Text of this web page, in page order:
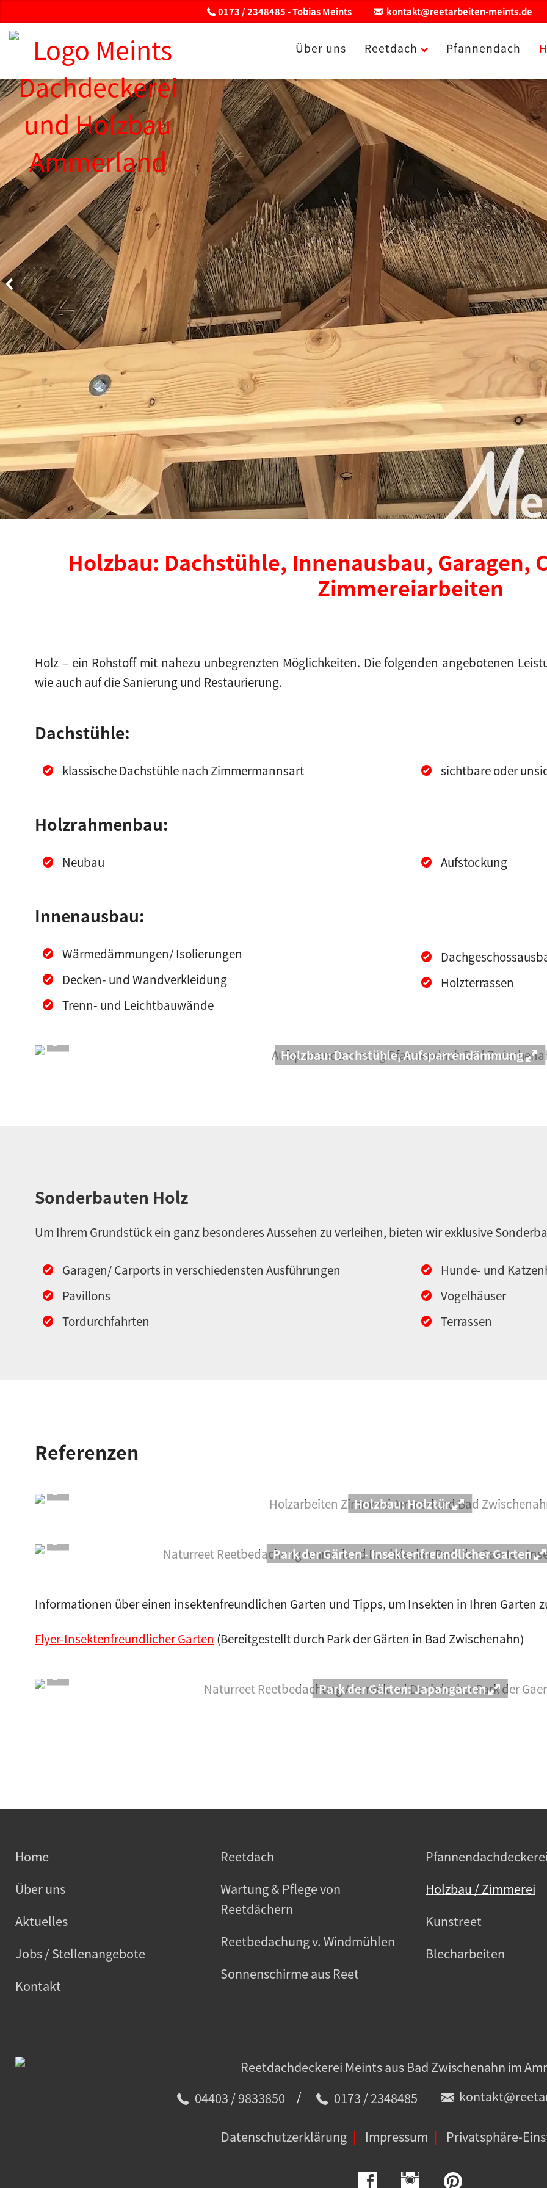
Über uns Reetdach Pfannendach
0173 / 2348485 - Tobias Meints kontakt@reetarbeiten-meints.de
Holzbau: Dachstühle, Innenausbau, Garagen,
Zimmereiarbeiten
Holz – ein Rohstoff mit nahezu unbegrenzten Möglichkeiten. Die folgenden angebotenen
wie auch auf die Sanierung und Restaurierung.
Dachstühle:
klassische Dachstühle nach Zimmermannsart sichtbare oder
Holzrahmenbau:
Neubau Aufstockung
Innenausbau:
Wärmedämmungen/ Isolierungen
Decken- und Wandverkleidung
Trenn- und Leichtbauwände
Holzterrassen
Holzbau: Dachstühle, Aufsparrendämmung
Sonderbauten Holz
Um Ihrem Grundstück ein ganz besonderes Aussehen zu verleihen, bieten wir exklusive
Garagen/ Carports in verschiedensten Ausführungen
Pavillons
Tordurchfahrten
Hunde- und
Vogelhäuser
Terrassen
Referenzen
Holzbau: Holztür
Park der Gärten - Insektenfreundlicher Garten
Informationen über einen insektenfreundlichen Garten und Tipps, um Insekten in Ihren Garten
Flyer-Insektenfreundlicher Garten (Bereitgestellt durch Park der Gärten in Bad Zwischenahn)
Park der Gärten: Japangarten
Home
Über uns
Aktuelles
Jobs / Stellenangebote
Kontakt
Reetdach
Wartung & Pflege von
Reetdächern
Reetbedachung v. Windmühlen
Sonnenschirme aus Reet
Holzbau / Zimmerei
Kunstreet
Blecharbeiten
04403 / 9833850 / 0173 / 2348485
Datenschutzerklärung Impressum Privatsphäre-